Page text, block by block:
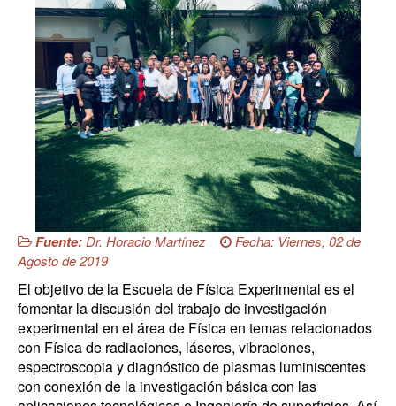
Fuente: Dr. Horacio Martínez
Fecha: Viernes, 02 de
Agosto de 2019
El objetivo de la Escuela de Física Experimental es el
fomentar la discusión del trabajo de investigación
experimental en el área de Física en temas relacionados
con Física de radiaciones, láseres, vibraciones,
espectroscopia y diagnóstico de plasmas luminiscentes
con conexión de la investigación básica con las